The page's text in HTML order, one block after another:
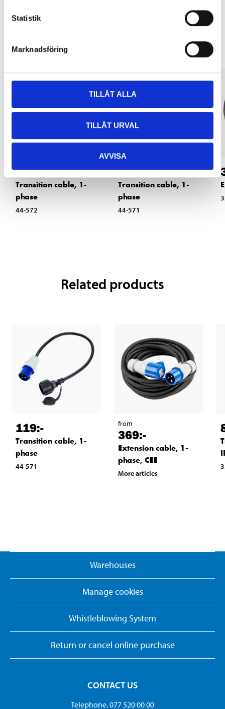
Statistik
Marknadsföring
TILLÅT ALLA
TILLÅT URVAL
AVVISA
Other customers also bought
8990
Transition cable, 1-
phase
44-572
119:-
Transition cable, 1-
phase
44-571
Related products
119:-
Transition cable, 1-
phase
44-571
from
369:-
Extension cable, 1-
phase, CEE
More articles
Warehouses
Manage cookies
Whistleblowing System
Return or cancel online purchase
CONTACT US
Telephone. 077 520 00 00